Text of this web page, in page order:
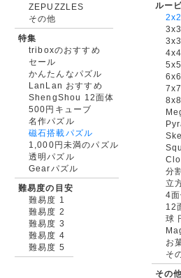
ZEPUZZLES
その他
特集
triboxのおすすめ
セール
かんたんなパズル
LanLan おすすめ
ShengShou 12面体
500円キューブ
名作パズル
磁石搭載パズル
1,000円未満のパズル
透明パズル
Gearパズル
難易度の目安
難易度 1
難易度 2
難易度 3
難易度 4
難易度 5
ルー
分
立
4
12
球
お
そ
その